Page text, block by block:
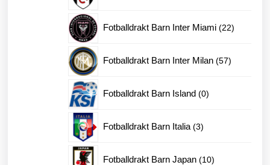
Fotballdrakt Barn Inter Miami 2222
Fotballdrakt Barn Inter Milan 5757
Fotballdrakt Barn Island 00
Fotballdrakt Barn Italia 33
Fotballdrakt Barn Japan 1010